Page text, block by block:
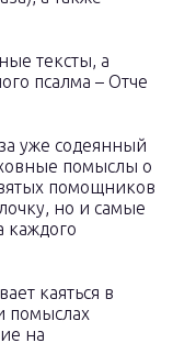
тексты, а
псалма – Отче
уже содеянный
помыслы о
помощников
но и самые
каждого
каяться в
помыслах
на